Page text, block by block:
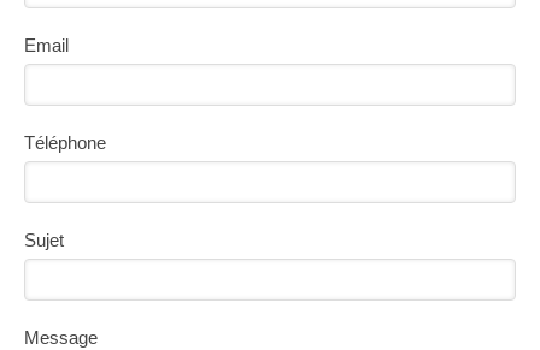
Email
Téléphone
Sujet
Message